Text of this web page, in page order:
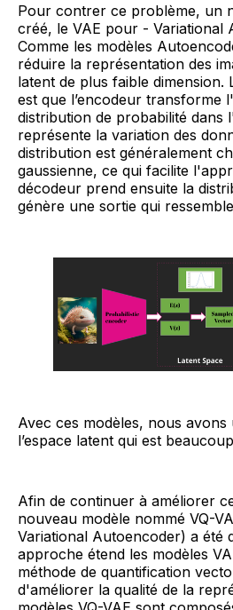
Pour contrer ce problème, un
créé, le VAE pour - Variational
Comme les modèles
réduire la représentation des
latent de plus faible dimension.
est que l’encodeur transforme
distribution de probabilité dans
représente la variation des
distribution est généralement
gaussienne, ce qui facilite
décodeur prend ensuite la
génère une sortie qui
Avec ces modèles, nous avons
l’espace latent qui est
Afin de continuer à améliorer
nouveau modèle nommé VQ-
Variational Autoencoder) a été
approche étend les modèles
méthode de quantification
d'améliorer la qualité de la